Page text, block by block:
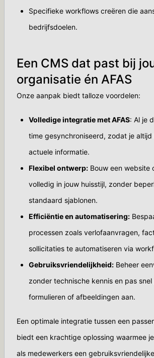
Specifieke workflows creëren die
bedrijfsdoelen.
Een CMS dat past bij
organisatie én AFAS
Onze aanpak biedt talloze voordelen:
Volledige integratie met AFAS: Al je
time gesynchroniseerd, zodat je
actuele informatie.
Flexibel ontwerp: Bouw een website
volledig in jouw huisstijl, zonder
standaard sjablonen.
Efficiëntie en automatisering:
processen zoals verlofaanvragen,
sollicitaties te automatiseren via
Gebruiksvriendelijkheid: Beheer
zonder technische kennis en pas snel
formulieren of afbeeldingen aan.
Een optimale integratie tussen een
biedt een krachtige oplossing waarmee
als medewerkers een